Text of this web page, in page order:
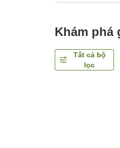
Khám phá
Tất cả bộ
lọc